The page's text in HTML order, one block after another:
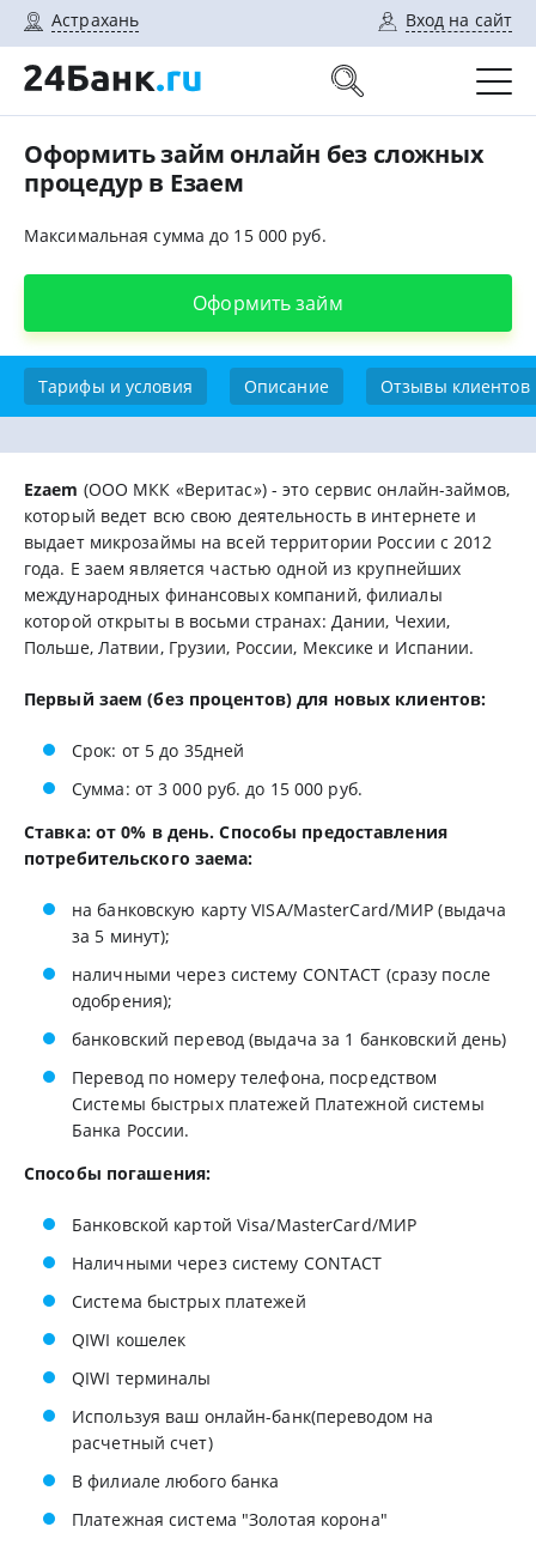
Астрахань Вход на сайт
Оформить займ онлайн без сложных
процедур в Езаем
Максимальная сумма до 15 000 руб.
Оформить займ
Тарифы и условия Описание Отзывы клиентов
Еzaem (ООО МКК «Веритас») - это сервис онлайн-займов,
который ведет всю свою деятельность в интернете и
выдает микрозаймы на всей территории России с 2012
года. Е заем является частью одной из крупнейших
международных финансовых компаний, филиалы
которой открыты в восьми странах: Дании, Чехии,
Польше, Латвии, Грузии, России, Мексике и Испании.
Первый заем (без процентов) для новых клиентов:
Срок: от 5 до 35дней
Сумма: от 3 000 руб. до 15 000 руб.
Ставка: от 0% в день. Способы предоставления
потребительского заема:
на банковскую карту VISA/MasterCard/МИР (выдача
за 5 минут);
наличными через систему CONTACT (сразу после
одобрения);
банковский перевод (выдача за 1 банковский день)
Перевод по номеру телефона, посредством
Системы быстрых платежей Платежной системы
Банка России.
Способы погашения:
Банковской картой Visa/MasterCard/МИР
Наличными через систему CONTACT
Система быстрых платежей
QIWI кошелек
QIWI терминалы
Используя ваш онлайн-банк(переводом на
расчетный счет)
В филиале любого банка
Платежная система "Золотая корона"